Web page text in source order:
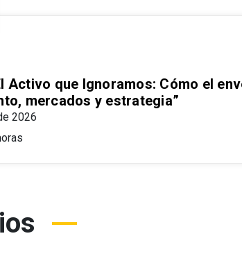
Activo que Ignoramos: Cómo el
mercados y estrategia”
2026